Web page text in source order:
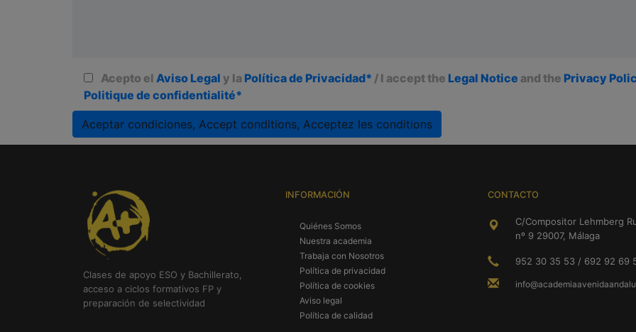
Acepto el Aviso Legal y la Política de Privacidad* / I accept the Legal Notice and the Privacy
Politique de confidentialité*
Aceptar condiciones, Accept conditions, Acceptez les conditions
Clases de apoyo ESO y Bachillerato,
acceso a ciclos formativos FP y
preparación de selectividad
INFORMACIÓN
Quiénes Somos
Nuestra academia
Trabaja con Nosotros
Política de privacidad
Política de cookies
Aviso legal
Política de calidad
CONTACTO
C/Compositor Lehmberg
nº 9 29007, Málaga
952 30 35 53 / 692 92 69